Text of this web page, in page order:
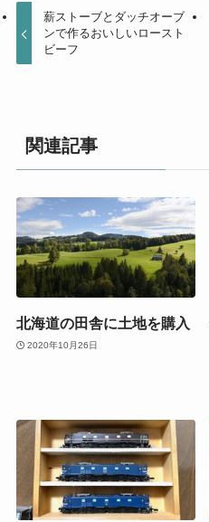
薪ストーブとダッチオーブ
ンで作るおいしいロースト
ビーフ
関連記事
北海道の田舎に土地を購入
2020年10月26日